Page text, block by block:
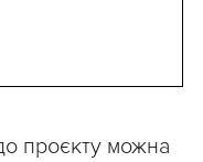
проєкту можна